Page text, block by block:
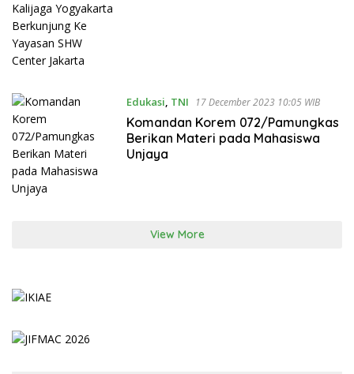
Edukasi, TNI 17 December 2023 10:05 WIB
Komandan Korem 072/Pamungkas
Berikan Materi pada Mahasiswa
Unjaya
View More